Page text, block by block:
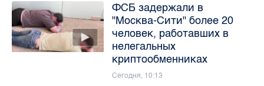
ФСБ задержали в
"Москва-Сити" более 20
человек, работавших в
нелегальных
криптообменниках
Сегодня, 10:13